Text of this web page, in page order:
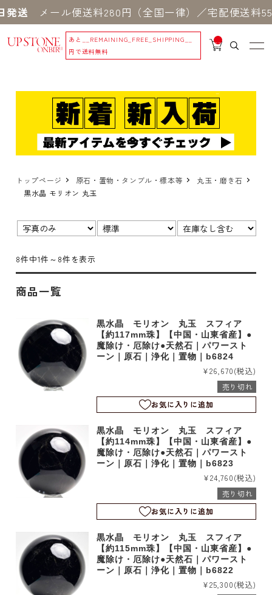
送メール便送料280円（全国一律）／宅配便送料
あと
__REMAINING_FREE_SHIPPING__
円で送料無料
__
IT
_
トップページ 原石・置物・タンブル・標本等
丸玉・磨き石
黒水晶 モリオン 丸玉
8件中1件～8件を表示
商品一覧
黒水晶 モリオン 丸玉 スフィア
【約117mm珠】【中国・山東省産】●
魔除け・厄除け●天然石｜パワースト
ーン｜原石｜浄化｜置物｜b6824
¥26,670(税込)
売り切れ
お気に入りに追加
黒水晶 モリオン 丸玉 スフィア
【約114mm珠】【中国・山東省産】●
魔除け・厄除け●天然石｜パワースト
ーン｜原石｜浄化｜置物｜b6823
¥24,760(税込)
売り切れ
お気に入りに追加
黒水晶 モリオン 丸玉 スフィア
【約115mm珠】【中国・山東省産】●
魔除け・厄除け●天然石｜パワースト
ーン｜原石｜浄化｜置物｜b6822
¥25,300(税込)